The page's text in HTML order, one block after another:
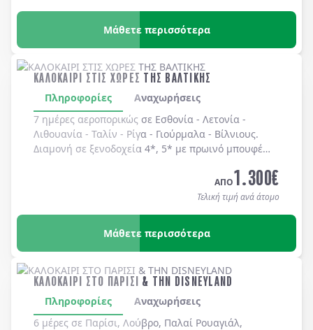
Μάθετε περισσότερα
ΚΑΛΟΚΑΙΡΙ ΣΤΙΣ ΧΩΡΕΣ ΤΗΣ ΒΑΛΤΙΚΗΣ
Πληροφορίες
Αναχωρήσεις
7 ημέρες αεροπορικώς σε Εσθονία - Λετονία -
Λιθουανία - Ταλίν - Ρίγα - Γιούρμαλα - Βίλνιους.
Διαμονή σε ξενοδοχεία 4*, 5* με πρωινό μπουφέ
ΑΠΟ1.300€
Τελική τιμή ανά άτομο
Μάθετε περισσότερα
ΚΑΛΟΚΑΙΡΙ ΣΤΟ ΠΑΡΙΣΙ & ΤΗΝ DISNEYLAND
Πληροφορίες
Αναχωρήσεις
6 μέρες σε Παρίσι, Λούβρο, Παλαί Ρουαγιάλ,